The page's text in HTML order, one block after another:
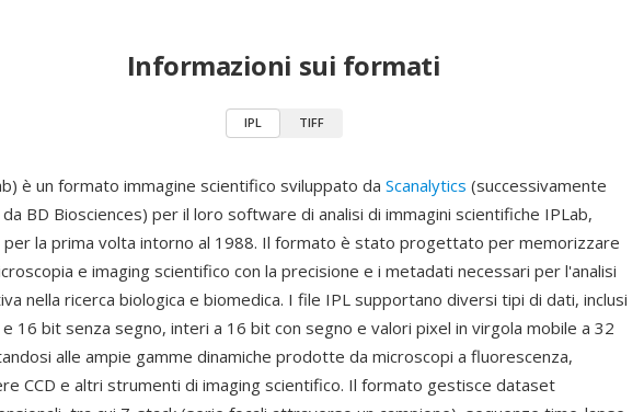
Informazioni sui formati
IPL TIFF
è un formato immagine scientifico sviluppato da Scanalytics (successivamente
BD Biosciences) per il loro software di analisi di immagini scientifiche IPLab,
per la prima volta intorno al 1988. Il formato è stato progettato per memorizzare
e imaging scientifico con la precisione e i metadati necessari per l'analisi
nella ricerca biologica e biomedica. I file IPL supportano diversi tipi di dati, inclusi
16 bit senza segno, interi a 16 bit con segno e valori pixel in virgola mobile a 32
alle ampie gamme dinamiche prodotte da microscopi a fluorescenza,
CCD e altri strumenti di imaging scientifico. Il formato gestisce dataset